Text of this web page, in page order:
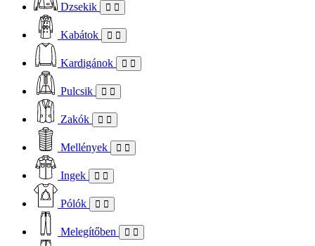
Dzsekik
Kabátok
Kardigánok
Pulcsik
Zakók
Mellények
Ingek
Pólók
Melegítőben